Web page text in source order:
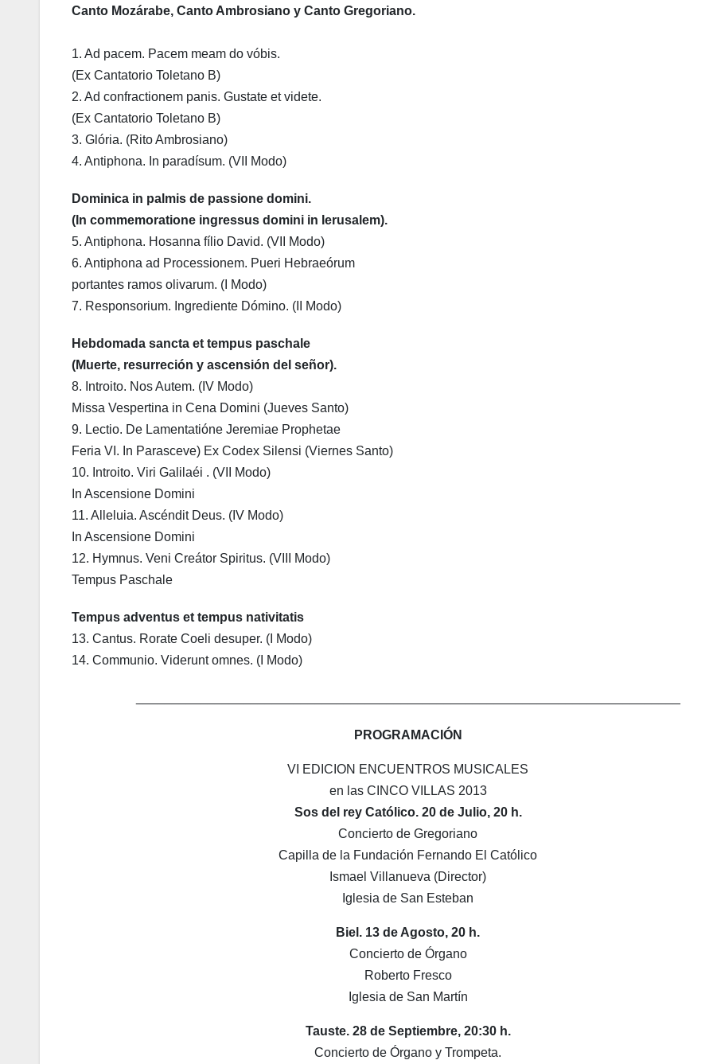
Canto Mozárabe, Canto Ambrosiano y Canto Gregoriano.
1. Ad pacem. Pacem meam do vóbis.
(Ex Cantatorio Toletano B)
2. Ad confractionem panis. Gustate et videte.
(Ex Cantatorio Toletano B)
3. Glória. (Rito Ambrosiano)
4. Antiphona. In paradísum. (VII Modo)
Dominica in palmis de passione domini.
(In commemoratione ingressus domini in Ierusalem).
5. Antiphona. Hosanna fílio David. (VII Modo)
6. Antiphona ad Processionem. Pueri Hebraeórum
portantes ramos olivarum. (I Modo)
7. Responsorium. Ingrediente Dómino. (II Modo)
Hebdomada sancta et tempus paschale
(Muerte, resurreción y ascensión del señor).
8. Introito. Nos Autem. (IV Modo)
Missa Vespertina in Cena Domini (Jueves Santo)
9. Lectio. De Lamentatióne Jeremiae Prophetae
Feria VI. In Parasceve) Ex Codex Silensi (Viernes Santo)
10. Introito. Viri Galilaéi . (VII Modo)
In Ascensione Domini
11. Alleluia. Ascéndit Deus. (IV Modo)
In Ascensione Domini
12. Hymnus. Veni Creátor Spiritus. (VIII Modo)
Tempus Paschale
Tempus adventus et tempus nativitatis
13. Cantus. Rorate Coeli desuper. (I Modo)
14. Communio. Viderunt omnes. (I Modo)
PROGRAMACIÓN
VI EDICION ENCUENTROS MUSICALES
en las CINCO VILLAS 2013
Sos del rey Católico. 20 de Julio, 20 h.
Concierto de Gregoriano
Capilla de la Fundación Fernando El Católico
Ismael Villanueva (Director)
Iglesia de San Esteban
Biel. 13 de Agosto, 20 h.
Concierto de Órgano
Roberto Fresco
Iglesia de San Martín
Tauste. 28 de Septiembre, 20:30 h.
Concierto de Órgano y Trompeta.